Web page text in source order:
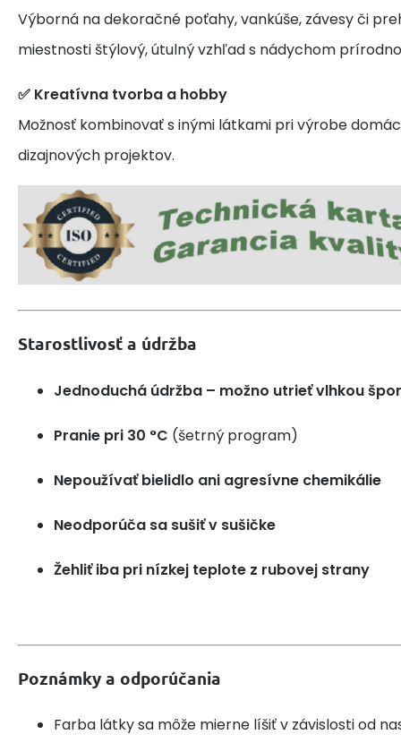
Výborná na dekoračné poťahy, vankúše, závesy či
miestnosti štýlový, útulný vzhľad s nádychom
✅ Kreatívna tvorba a hobby
Možnosť kombinovať s inými látkami pri výrobe
dizajnových projektov.
Starostlivosť a údržba
Jednoduchá údržba – možno utrieť vlhkou
Pranie pri 30 °C (šetrný program)
Nepoužívať bielidlo ani agresívne chemikálie
Neodporúča sa sušiť v sušičke
Žehliť iba pri nízkej teplote z rubovej strany
Poznámky a odporúčania
Farba látky sa môže mierne líšiť v závislosti od